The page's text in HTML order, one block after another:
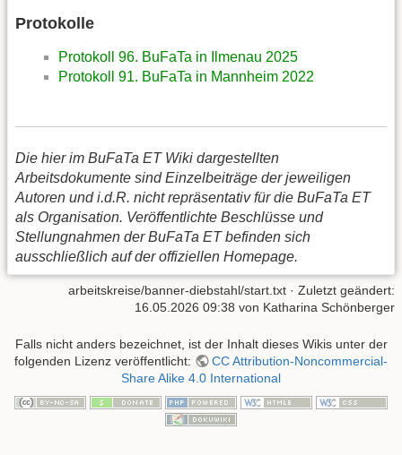
Protokolle
Protokoll 96. BuFaTa in Ilmenau 2025
Protokoll 91. BuFaTa in Mannheim 2022
Die hier im BuFaTa ET Wiki dargestellten
Arbeitsdokumente sind Einzelbeiträge der jeweiligen
Autoren und i.d.R. nicht repräsentativ für die BuFaTa ET
als Organisation. Veröffentlichte Beschlüsse und
Stellungnahmen der BuFaTa ET befinden sich
ausschließlich auf der offiziellen Homepage.
arbeitskreise/banner-diebstahl/start.txt · Zuletzt geändert:
16.05.2026 09:38 von Katharina Schönberger
Falls nicht anders bezeichnet, ist der Inhalt dieses Wikis unter der
folgenden Lizenz veröffentlicht:
CC Attribution-Noncommercial-
Share Alike 4.0 International